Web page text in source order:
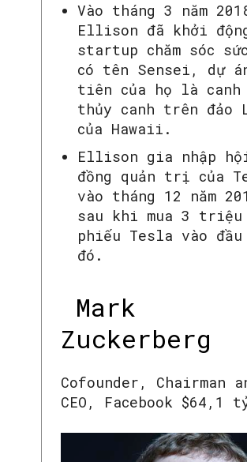
Vào tháng 3 năm
Ellison đã khởi
startup chăm sóc
có tên Sensei, dự
tiên của họ là canh
thủy canh trên đảo
của Hawaii.
Ellison gia nhập
đồng quản trị của
vào tháng 12 năm
sau khi mua 3 triệu
phiếu Tesla vào đầu
đó.
Mark
Zuckerberg
Cofounder, Chairman
CEO, Facebook $64,1